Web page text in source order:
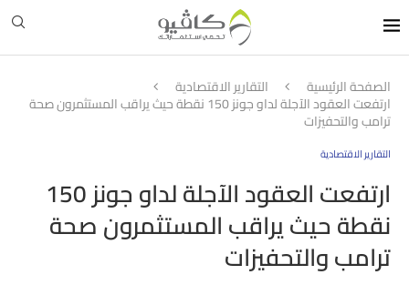
الصفحة الرئيسية التقارير الاقتصادية
ارتفعت العقود الآجلة لداو جونز 150 نقطة حيث يراقب المستثمرون صحة
ترامب والتحفيزات
التقارير الاقتصادية
ارتفعت العقود الآجلة لداو جونز 150
نقطة حيث يراقب المستثمرون صحة
ترامب والتحفيزات